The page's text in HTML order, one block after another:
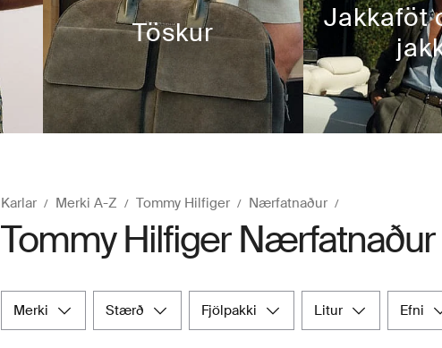
Töskur
Jakkaföt
Karlar Merki A-Z Tommy Hilfiger Nærfatnaður
Tommy Hilfiger Nærfatnaður
merki stærð fjölpakki litur efni